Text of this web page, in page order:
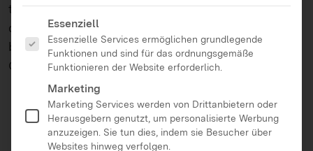
tauschen erwachsene und Kinder aus, mit welchen
digitalen Angeboten sie sich am liebsten
beschäftigen. Gemeinsam werden Risiken und
Chancen diskutiert.
Es folgt eine Liste der Service-Gruppen, für die eine
Essenziell
Essenzielle Services ermöglichen grundlegende
Funktionen und sind für das ordnungsgemäße
Funktionieren der Website erforderlich.
Marketing
Marketing Services werden von Drittanbietern oder
Herausgebern genutzt, um personalisierte Werbung
anzuzeigen. Sie tun dies, indem sie Besucher über
Websites hinweg verfolgen.